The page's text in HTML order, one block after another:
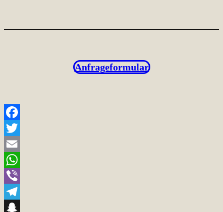
Anfrageformular
Facebook
Twitter
Email
WhatsApp
Viber
Telegram